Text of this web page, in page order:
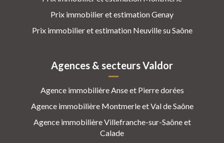
Prix immobilier et estimation Genay
Prix immobilier et estimation Neuville su Saône
Agences & secteurs Valdor
Agence immobilière Anse et Pierre dorées
Agence immobilière Montmerle et Val de Saône
Agence immobilière Villefranche-sur-Saône et
Calade